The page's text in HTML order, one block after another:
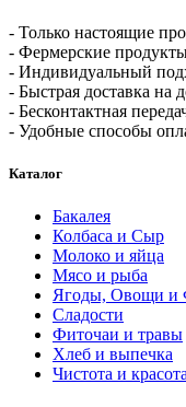
- Только настоящие
- Фермерские
- Индивидуальный
- Быстрая доставка на
- Бесконтактная
- Удобные способы
Каталог
Бакалея
Колбаса и Сыр
Молоко и яйца
Мясо и рыба
Ягоды, Овощи и
Сладости
Фиточаи и травы
Хлеб и выпечка
Чистота и красота